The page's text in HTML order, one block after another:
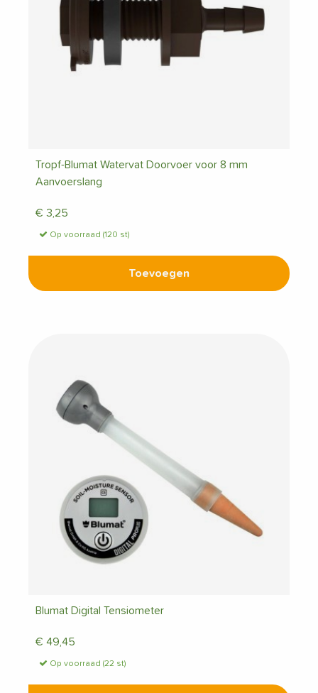
Tropf-Blumat Watervat Doorvoer voor 8 mm
Aanvoerslang
€ 3,25
Op voorraad (120 st)
Toevoegen
Blumat Digital Tensiometer
€ 49,45
Op voorraad (22 st)